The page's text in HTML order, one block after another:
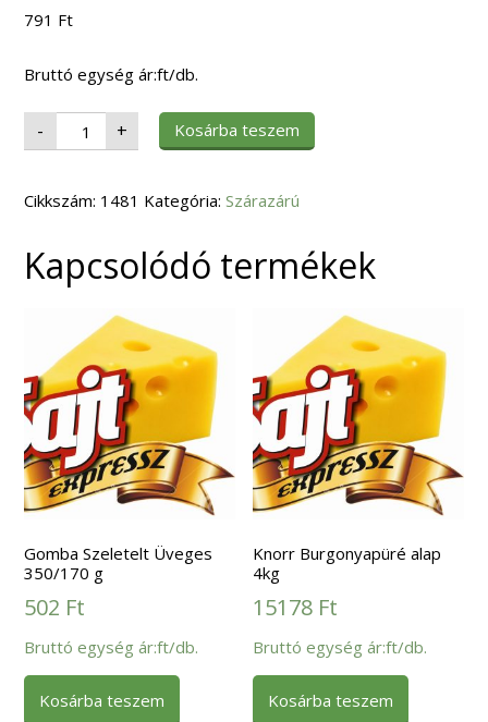
791 Ft
Bruttó egység ár:ft/db.
- Napraforgó
Hántolt
400g
+ Kosárba teszem
Cikkszám: 1481 Kategória:Szárazárú
Kapcsolódó termékek
Gomba Szeletelt Üveges
350/170 g
502 Ft
Bruttó egység ár:ft/db.
Kosárba teszem
Knorr Burgonyapüré alap
4kg
15178 Ft
Bruttó egység ár:ft/db.
Kosárba teszem